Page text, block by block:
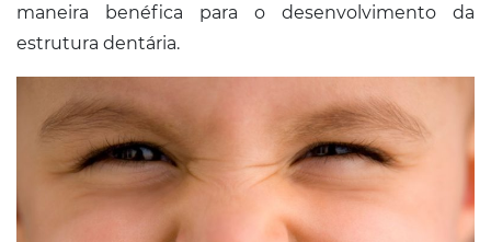
maneira benéfica para o desenvolvimento da
estrutura dentária.